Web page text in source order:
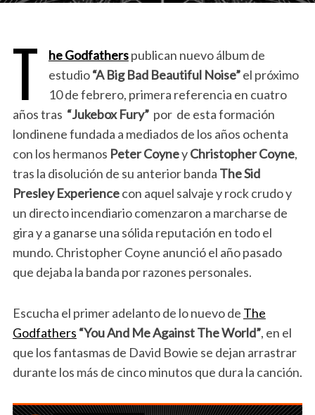
T he Godfatherspublican nuevo álbum de
estudio“A Big Bad Beautiful Noise”el próximo
10 de febrero, primera referencia en cuatro
años tras “Jukebox Fury”por de esta formación
londinene fundada a mediados de los años ochenta
con los hermanos Peter CoyneyChristopher Coyne,
tras la disolución de su anterior banda The Sid
Presley Experiencecon aquel salvaje y rock crudo y
un directo incendiario comenzaron a marcharse de
gira y a ganarse una sólida reputación en todo el
mundo. Christopher Coyne anunció el año pasado
que dejaba la banda por razones personales.
Escucha el primer adelanto de lo nuevo de The
Godfathers “You And Me Against The World”, en el
que los fantasmas de David Bowie se dejan arrastrar
durante los más de cinco minutos que dura la canción.